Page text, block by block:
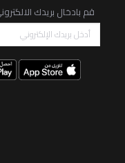
قم بادخال بريدك